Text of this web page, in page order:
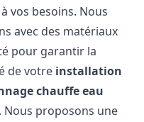
vos besoins. Nous
avec des matériaux
pour garantir la
de votre installation
chauffe eau
. Nous proposons une